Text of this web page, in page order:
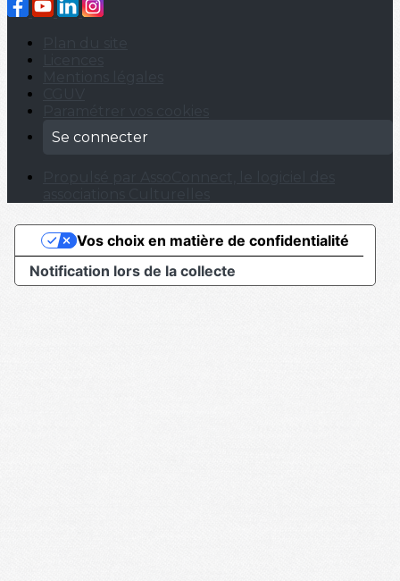
Se connecter
Notification lors de la collecte
Vos choix en matière de confidentialité